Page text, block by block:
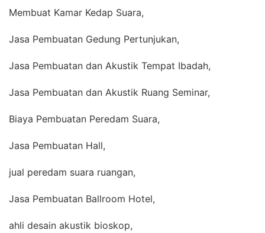
Membuat Kamar Kedap Suara,
Jasa Pembuatan Gedung Pertunjukan,
Jasa Pembuatan dan Akustik Tempat Ibadah,
Jasa Pembuatan dan Akustik Ruang Seminar,
Biaya Pembuatan Peredam Suara,
Jasa Pembuatan Hall,
jual peredam suara ruangan,
Jasa Pembuatan Ballroom Hotel,
ahli desain akustik bioskop,